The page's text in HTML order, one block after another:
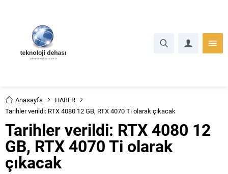
Anasayfa
HABER
Tarihler verildi: RTX 4080 12 GB, RTX 4070 Ti olarak çıkacak
Tarihler verildi: RTX 4080 12
GB, RTX 4070 Ti olarak
çıkacak